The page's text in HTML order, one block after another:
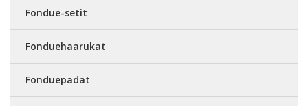
Fondue-setit
Fonduehaarukat
Fonduepadat